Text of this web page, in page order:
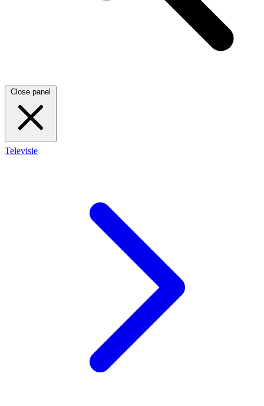
Close panel
Televisie